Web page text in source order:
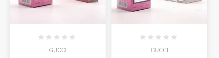
GUCCI GUCCI